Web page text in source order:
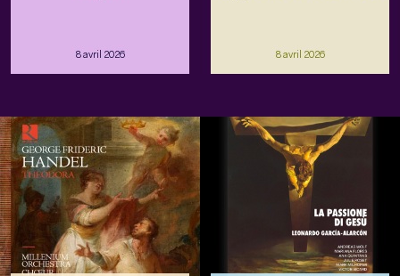
8 avril 2026 8 avril 2026